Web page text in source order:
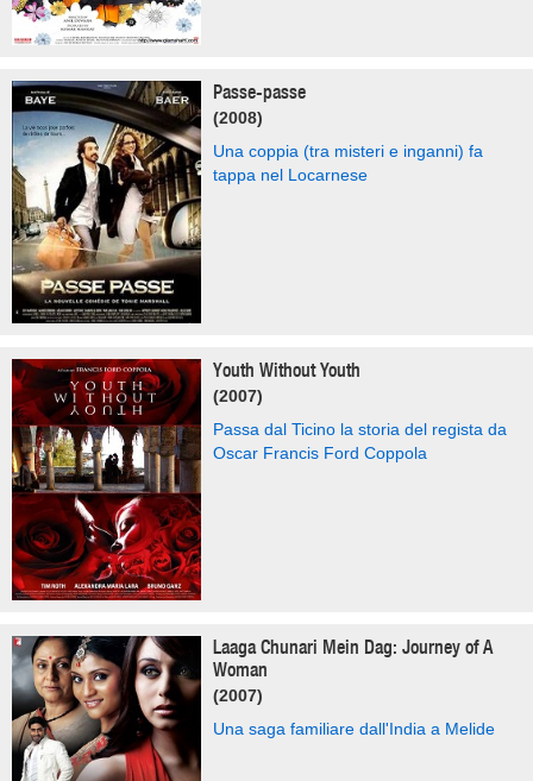
Passe-passe
(2008)
Una coppia (tra misteri e inganni) fa
tappa nel Locarnese
Youth Without Youth
(2007)
Passa dal Ticino la storia del regista da
Oscar Francis Ford Coppola
Laaga Chunari Mein Dag: Journey of A
Woman
(2007)
Una saga familiare dall'India a Melide